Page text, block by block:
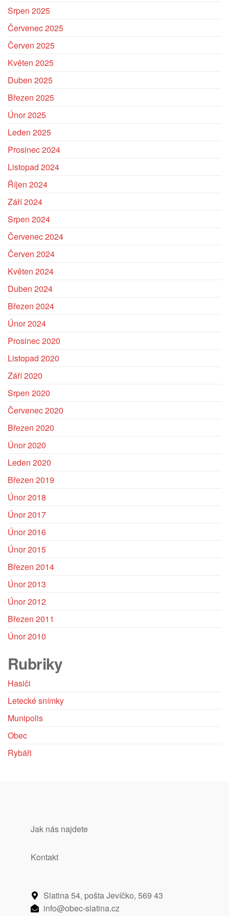
Srpen 2025
Červenec 2025
Červen 2025
Květen 2025
Duben 2025
Březen 2025
Únor 2025
Leden 2025
Prosinec 2024
Listopad 2024
Říjen 2024
Září 2024
Srpen 2024
Červenec 2024
Červen 2024
Květen 2024
Duben 2024
Březen 2024
Únor 2024
Prosinec 2020
Listopad 2020
Září 2020
Srpen 2020
Červenec 2020
Březen 2020
Únor 2020
Leden 2020
Březen 2019
Únor 2018
Únor 2017
Únor 2016
Únor 2015
Březen 2014
Únor 2013
Únor 2012
Březen 2011
Únor 2010
Rubriky
Hasiči
Letecké snímky
Munipolis
Obec
Rybáři
Jak nás najdete
Kontakt
Slatina 54, pošta Jevíčko, 569 43​
info@obec-slatina.cz​
Tyto
soubory
nejsou
volitelné.
Jsou
pro
fungování
stránek.
Statistiky
Abychom
zlepšovat
funkčnost
strukturu
webových
na
základě
se
webové
používají.
Uživatelská
Aby naše
webové
fungovaly při
vaší
funkce z
Sdílením svých
zájmů a chování